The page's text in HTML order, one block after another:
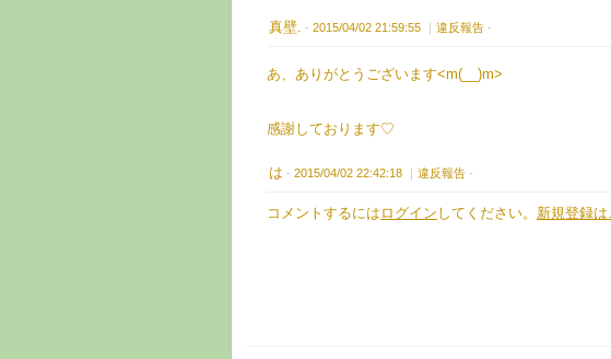
真壁. - 2015/04/02 21:59:55 ｜ 違反報告 -
あ、ありがとうございます<m(__)m>
感謝しております♡
は - 2015/04/02 22:42:18 ｜ 違反報告 -
コメントするには ログイン してください。 新規登録は